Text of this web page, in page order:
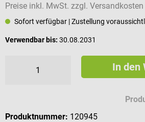
Preise inkl. MwSt. zzgl. Versandkosten
Sofort verfügbar | Zustellung
Verwendbar bis: 30.08.2031
In den
Produktnummer: 120945